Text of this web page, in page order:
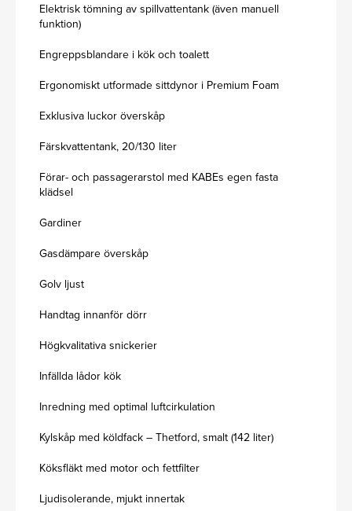
Elektrisk tömning av spillvattentank (även manuell
funktion)
Engreppsblandare i kök och toalett
Ergonomiskt utformade sittdynor i Premium Foam
Exklusiva luckor överskåp
Färskvattentank, 20/130 liter
Förar- och passagerarstol med KABEs egen fasta
klädsel
Gardiner
Gasdämpare överskåp
Golv ljust
Handtag innanför dörr
Högkvalitativa snickerier
Infällda lådor kök
Inredning med optimal luftcirkulation
Kylskåp med köldfack – Thetford, smalt (142 liter)
Köksfläkt med motor och fettfilter
Ljudisolerande, mjukt innertak